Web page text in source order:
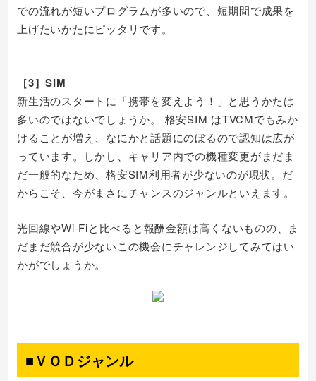
での流れが短いプログラムが多いので、短期間で成果を
上げたいかたにピッタリです。
［3］SIM
新生活のスタートに「携帯を変えよう！」と思うかたは
多いのではないでしょうか。 格安SIM はTVCMでもみか
けることが増え、なにかと話題にのぼるので認知は広が
っています。しかし、キャリア内での機種変更がまだま
だ一般的なため、格安SIM利用者が少ないのが現状。だ
からこそ、今がまさにチャンスのジャンルといえます。
光回線やWi-Fiと比べると報酬金額は高くないものの、ま
だまだ競合が少ないこの機会にチャレンジしてみてはい
かがでしょうか。
■ＶＯＤジャンル